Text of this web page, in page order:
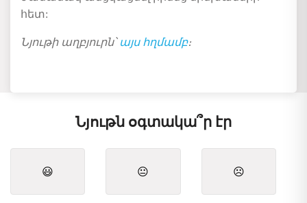
հետ:
Նյութի աղբյուրն՝ այս հղմամբ։
Նյութն օգտակա՞ր էր
😃 😐 ☹️